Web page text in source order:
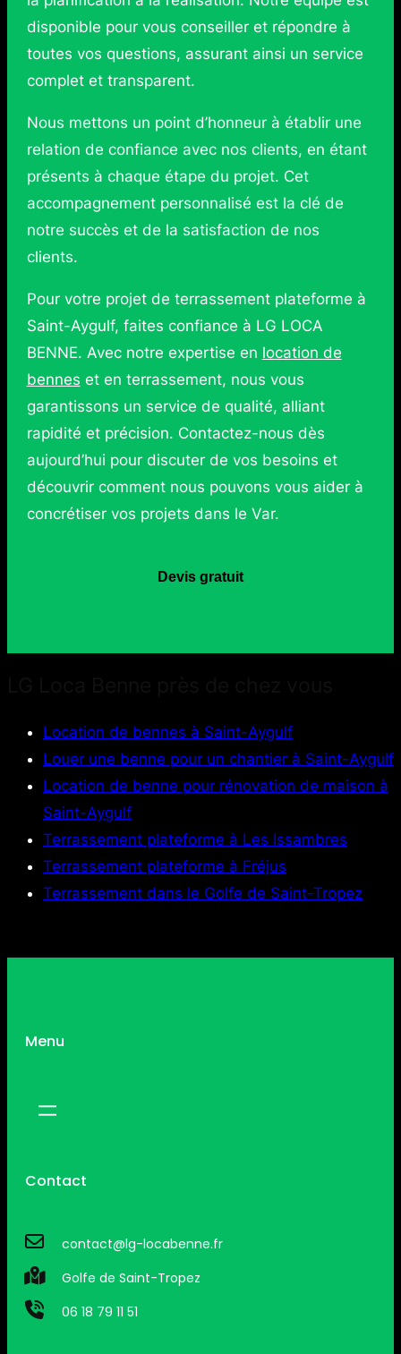
disponible pour vous conseiller et répondre à
toutes vos questions, assurant ainsi un service
complet et transparent.
Nous mettons un point d’honneur à établir une
relation de confiance avec nos clients, en étant
présents à chaque étape du projet. Cet
accompagnement personnalisé est la clé de
notre succès et de la satisfaction de nos
clients.
Pour votre projet de terrassement plateforme à
Saint-Aygulf, faites confiance à LG LOCA
BENNE. Avec notre expertise en location de
bennes et en terrassement, nous vous
garantissons un service de qualité, alliant
rapidité et précision. Contactez-nous dès
aujourd’hui pour discuter de vos besoins et
découvrir comment nous pouvons vous aider à
concrétiser vos projets dans le Var.
Devis gratuit
Location de bennes à Saint-Aygulf
Louer une benne pour un chantier à Saint-Aygulf
Location de benne pour rénovation de maison à
Saint-Aygulf
Terrassement plateforme à Les Issambres
Terrassement plateforme à Fréjus
Terrassement dans le Golfe de Saint-Tropez
Menu
Contact
contact@lg-locabenne.fr
Golfe de Saint-Tropez
06 18 79 11 51